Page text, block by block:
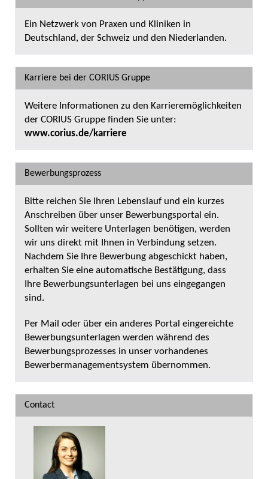
Ein Netzwerk von Praxen und Kliniken in
Deutschland, der Schweiz und den Niederlanden.
Karriere bei der CORIUS Gruppe
Weitere Informationen zu den Karrieremöglichkeiten
der CORIUS Gruppe finden Sie unter:
www.corius.de/karriere
Bewerbungsprozess
Bitte reichen Sie Ihren Lebenslauf und ein kurzes
Anschreiben über unser Bewerbungsportal ein.
Sollten wir weitere Unterlagen benötigen, werden
wir uns direkt mit Ihnen in Verbindung setzen.
Nachdem Sie Ihre Bewerbung abgeschickt haben,
erhalten Sie eine automatische Bestätigung, dass
Ihre Bewerbungsunterlagen bei uns eingegangen
sind.
Per Mail oder über ein anderes Portal eingereichte
Bewerbungsunterlagen werden während des
Bewerbungsprozesses in unser vorhandenes
Bewerbermanagementsystem übernommen.
Contact